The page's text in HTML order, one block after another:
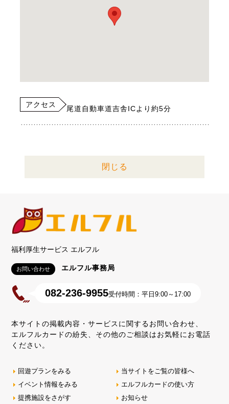
アクセス 尾道自動車道吉舎ICより約5分
閉じる
福利厚生サービス エルフル
お問い合わせ エルフル事務局
082-236-9955受付時間：平日9:00～17:00
本サイトの掲載内容・サービスに関するお問い合わせ、
エルフルカードの紛失、その他のご相談はお気軽にお電話
ください。
回遊プランをみる
イベント情報をみる
提携施設をさがす
当サイトをご覧の皆様へ
エルフルカードの使い方
お知らせ